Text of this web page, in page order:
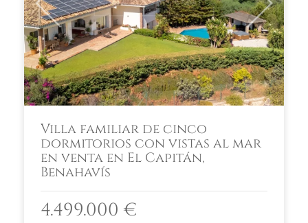
Previous Next
Villa familiar de cinco
dormitorios con vistas al mar
en venta en El Capitán,
Benahavís
4.499.000 €